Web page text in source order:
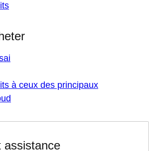
à ceux des principaux
assistance